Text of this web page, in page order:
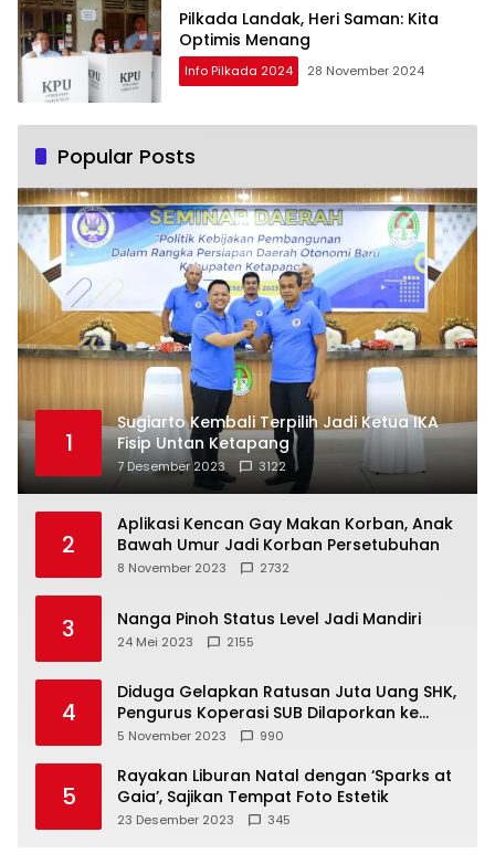
Pilkada Landak, Heri Saman: Kita
Optimis Menang
Info Pilkada 2024 28 November 2024
Popular Posts
1
Sugiarto Kembali Terpilih Jadi Ketua IKA
Fisip Untan Ketapang
7 Desember 2023 3122
2
Aplikasi Kencan Gay Makan Korban, Anak
Bawah Umur Jadi Korban Persetubuhan
8 November 2023 2732
3 Nanga Pinoh Status Level Jadi Mandiri
24 Mei 2023 2155
4
Diduga Gelapkan Ratusan Juta Uang SHK,
Pengurus Koperasi SUB Dilaporkan ke
Polisi
5 November 2023 990
5
Rayakan Liburan Natal dengan ‘Sparks at
Gaia’, Sajikan Tempat Foto Estetik
23 Desember 2023 345